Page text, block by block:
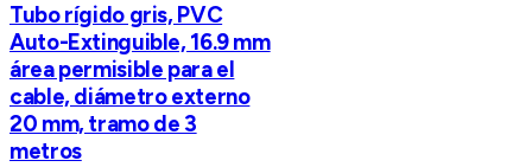
Tubo rígido gris, PVC
Auto-Extinguible, 16.9 mm
área permisible para el
cable, diámetro externo
20 mm, tramo de 3
metros